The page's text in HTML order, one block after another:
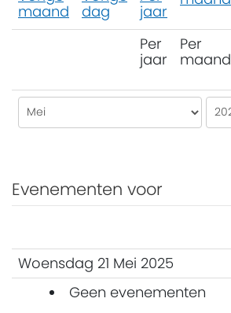
Per
jaar
Per
maand
Evenementen voor
Woensdag 21 Mei 2025
Geen evenementen